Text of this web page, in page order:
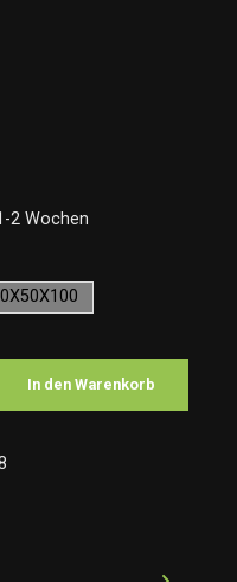
2 Wochen
In den Warenkorb